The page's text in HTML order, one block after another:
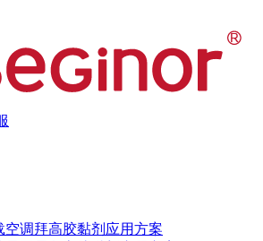
空调拜高胶黏剂应用方案